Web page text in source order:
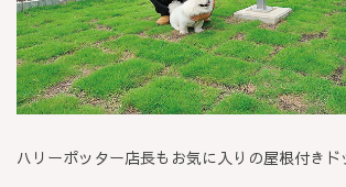
ハリーポッター店長もお気に入りの屋根付き